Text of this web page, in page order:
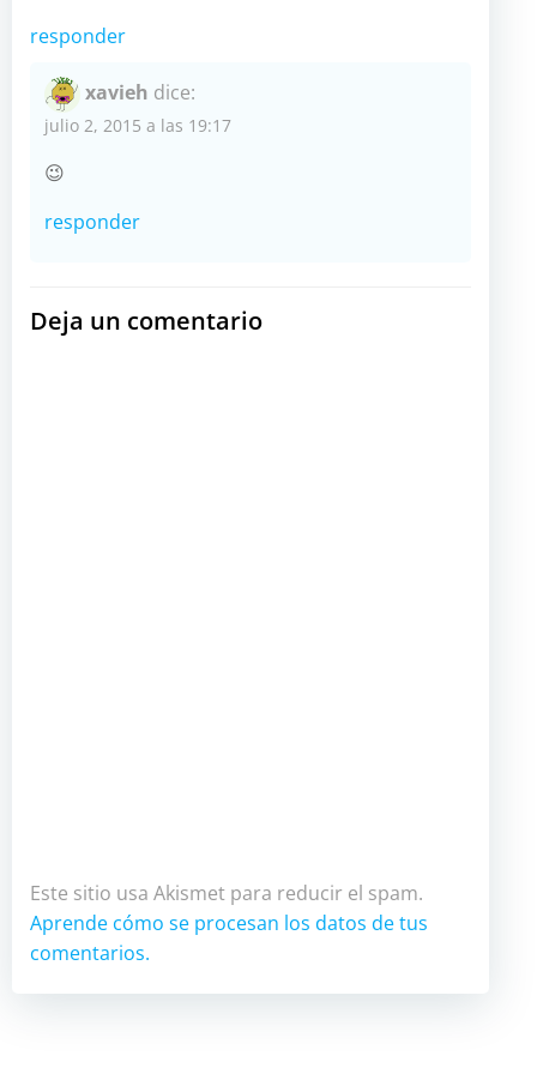
responder
xavieh dice:
julio 2, 2015 a las 19:17
😉
responder
Deja un comentario
Este sitio usa Akismet para reducir el spam.
Aprende cómo se procesan los datos de tus
comentarios.